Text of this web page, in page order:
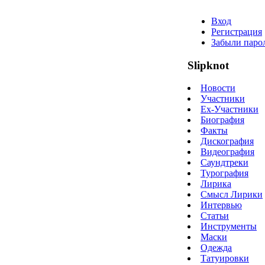
Вход
Регистрация
Забыли
Slipknot
Новости
Участники
Ex-Участники
Биография
Факты
Дискография
Видеография
Саундтреки
Турография
Лирика
Смысл Лирики
Интервью
Статьи
Инструменты
Маски
Одежда
Татуировки